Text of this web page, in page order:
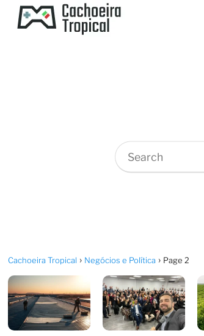
Cachoeira Tropical Negócios e Política Page 2